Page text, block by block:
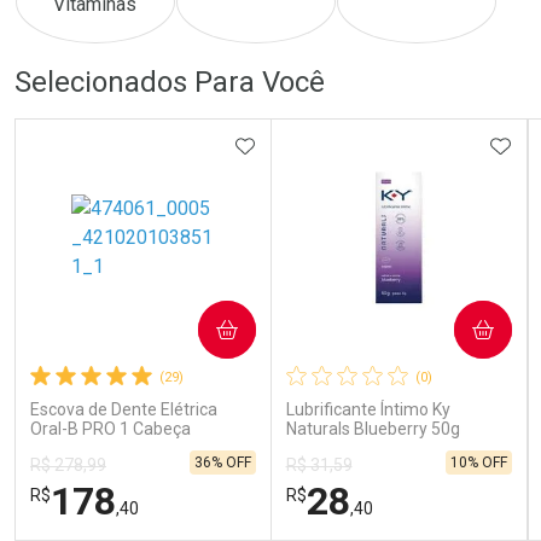
Comprar sem Desconto
Por R$ 149,00/cada
Por R$ 149,00/cada
Comprar sem Desconto
Por R$ 149,00/cada
Por R$ 149,00/cada
Selecionados Para Você
(29)
Escova de Dente Elétrica
Oral-B PRO 1 Cabeça
Redonda Recarregável 1
Unidade
R$ 278,99
R$178,40
36% OFF
ADICIONAR AOS FAVORITOS
COMPRAR
(0)
Lubrificante Íntimo Ky
Naturals Blueberry 50g
R$ 31,59
R$28,40
10% OFF
COMPRAR